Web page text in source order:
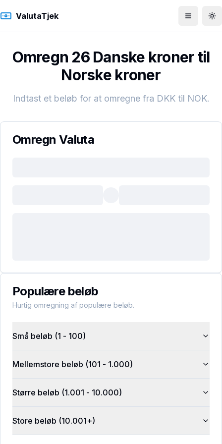
ValutaTjek Åbn menu
Omregn 26 Danske kroner til
Norske kroner
Indtast et beløb for at omregne fra DKKtil NOK.
Omregn Valuta
Populære beløb
Hurtig omregning af populære beløb.
Små beløb (1 - 100)
Mellemstore beløb (101 - 1.000)
Større beløb (1.001 - 10.000)
Store beløb (10.001+)